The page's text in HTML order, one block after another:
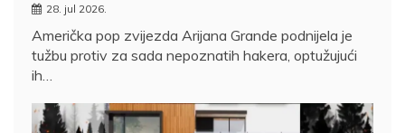
28. jul 2026.
Američka pop zvijezda Arijana Grande podnijela je
tužbu protiv za sada nepoznatih hakera, optužujući
ih…